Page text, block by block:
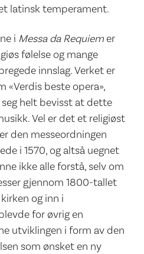
latinsk temperament.
i Messa da Requiem er
følelse og mange
innslag. Verket er
beste opera»,
helt bevisst at dette
Vel er det et religiøst
den messeordningen
i 1570, og altså uegnet
ikke alle forstå, selv om
gjennom 1800-tallet
og inn i
for øvrig en
utviklingen i form av den
som ønsket en ny